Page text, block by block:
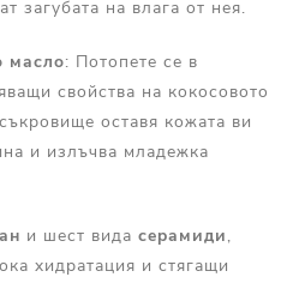
загубата на влага от нея.
масло: Потопете се в
свойства на кокосовото
оставя кожата ви
и излъчва младежка
и шест вида серамиди,
хидратация и стягащи